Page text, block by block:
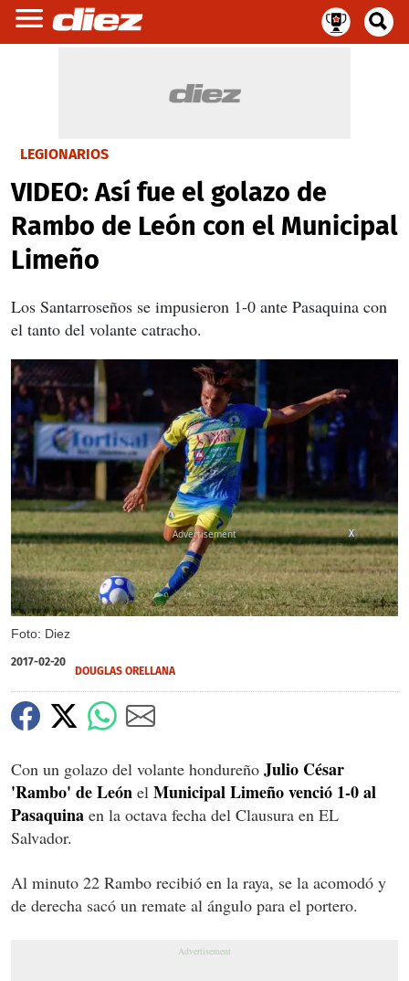
LEGIONARIOS
VIDEO: Así fue el golazo de
Rambo de León con el Municipal
Limeño
Los Santarroseños se impusieron 1-0 ante Pasaquina con
el tanto del volante catracho.
Foto: Diez
X
2017-02-20
DOUGLAS ORELLANA
Con un golazo del volante hondureño Julio César
'Rambo' de León el Municipal Limeño venció 1-0 al
Pasaquina en la octava fecha del Clausura en EL
Salvador.
Al minuto 22 Rambo recibió en la raya, se la acomodó y
de derecha sacó un remate al ángulo para el portero.